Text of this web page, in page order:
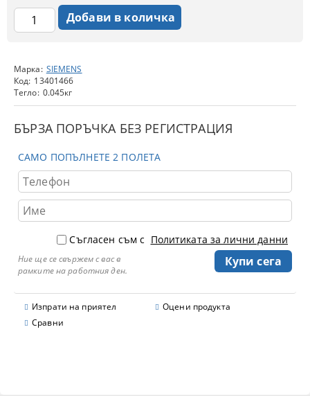
Марка: SIEMENS
Код: 13401466
Тегло: 0.045кг
БЪРЗА ПОРЪЧКА БЕЗ РЕГИСТРАЦИЯ
САМО ПОПЪЛНЕТЕ 2 ПОЛЕТА
Съгласен съм с Политиката за лични данни
Ние ще се свържем с вас в
рамките на работния ден.
Изпрати на приятел
Оцени продукта
Сравни